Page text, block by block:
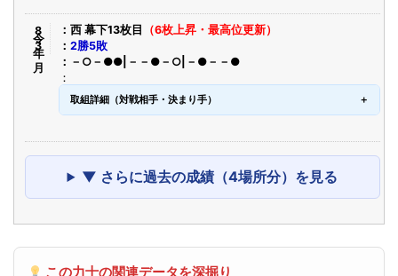
令8年3月 西 幕下13枚目
（6枚上昇・最高位更新）
2勝5敗
－○－●●|－－●－○|－●－－●
取組詳細（対戦相手・決まり手）
▼ さらに過去の成績（4場所分）を見る
この力士の関連データを深掘り